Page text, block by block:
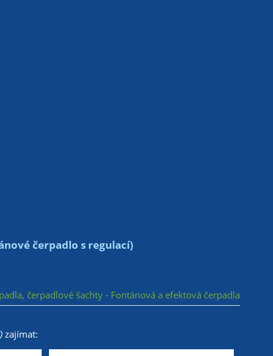
čerpadlo s regulací)
čerpadlové šachty - Fontánová a efektová čerpadla
zajímat: